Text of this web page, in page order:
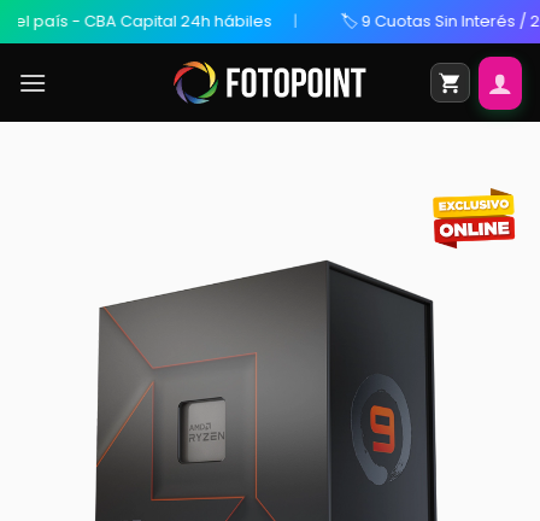
- CBA Capital 24h hábiles 🏷️ 9 Cuotas Sin Interés / 20%